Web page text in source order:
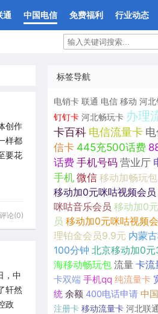
通 中国电信 免费福利 行业动态
创作
样都
要花
评论(0)
，中
轩然
政
标签导航
电销卡 联通 电信 移动 河北
钉钉卡 河北畅玩卡 办理
卡百科 电信流量卡
信卡 445充500话费
话费 手机号码 营业厅
手机 微信 移动加畅玩包
移动加0元咪咕视频会员
咪咕音乐会员 移动加0
员 移动加0元咪咕视频
理铂金会员9.9元 内蒙
100分钟 北京移动加0
海移动畅玩包 流量 卡流
卡双端 手机qq 纯流量卡
统 余额 400电话申请 中
注册卡 移动流量卡 河北联